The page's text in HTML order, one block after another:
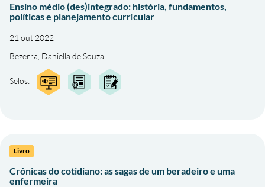
Ensino médio (des)integrado: história, fundamentos,
políticas e planejamento curricular
21 out 2022
Bezerra, Daniella de Souza
Selos:
Livro
Crônicas do cotidiano: as sagas de um beradeiro e uma
enfermeira